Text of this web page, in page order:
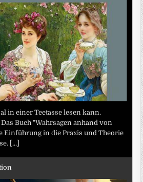
in einer Teetasse lesen kann.
Buch "Wahrsagen anhand von
Einführung in die Praxis und Theorie
[...]